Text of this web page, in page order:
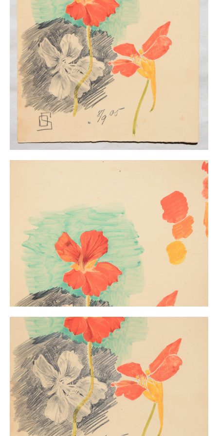
Buchempfehlungen
Richild Holt – Farbe und Linie
Theodor Zeller (1900-1986) Maler und
Visionär
Walter Becker (1893-1984) Malerei und Grafik
Der Maler Richard Sprick (1901-1976)
Suche
Über Uns
Kontakt
Impressum
Datenschutz
AGB
Widerruf